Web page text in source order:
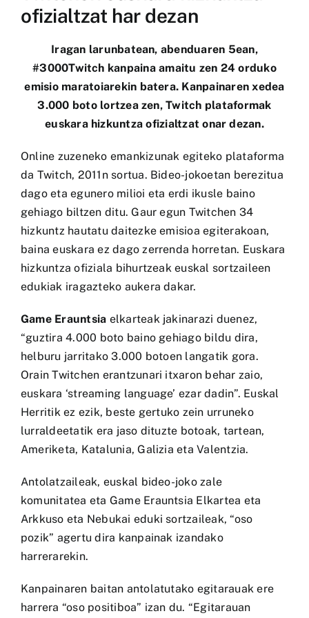
ofizialtzat har dezan
Iragan larunbatean, abenduaren 5ean,
#3000Twitch kanpaina amaitu zen 24 orduko
emisio maratoiarekin batera. Kanpainaren xedea
3.000 boto lortzea zen, Twitch plataformak
euskara hizkuntza ofizialtzat onar dezan.
Online zuzeneko emankizunak egiteko plataforma
da Twitch, 2011n sortua. Bideo-jokoetan berezitua
dago eta egunero milioi eta erdi ikusle baino
gehiago biltzen ditu. Gaur egun Twitchen 34
hizkuntz hautatu daitezke emisioa egiterakoan,
baina euskara ez dago zerrenda horretan. Euskara
hizkuntza ofiziala bihurtzeak euskal sortzaileen
edukiak iragazteko aukera dakar.
Game Erauntsia elkarteak jakinarazi duenez,
“guztira 4.000 boto baino gehiago bildu dira,
helburu jarritako 3.000 botoen langatik gora.
Orain Twitchen erantzunari itxaron behar zaio,
euskara ‘streaming language’ ezar dadin”. Euskal
Herritik ez ezik, beste gertuko zein urruneko
lurraldeetatik era jaso dituzte botoak, tartean,
Ameriketa, Katalunia, Galizia eta Valentzia.
Antolatzaileak, euskal bideo-joko zale
komunitatea eta Game Erauntsia Elkartea eta
Arkkuso eta Nebukai eduki sortzaileak, “oso
pozik” agertu dira kanpainak izandako
harrerarekin.
Kanpainaren baitan antolatutako egitarauak ere
harrera “oso positiboa” izan du. “Egitarauan